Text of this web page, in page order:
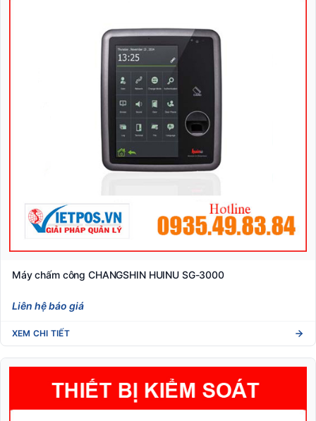
Máy chấm công CHANGSHIN HUINU SG-3000
Liên hệ báo giá
XEM CHI TIẾT